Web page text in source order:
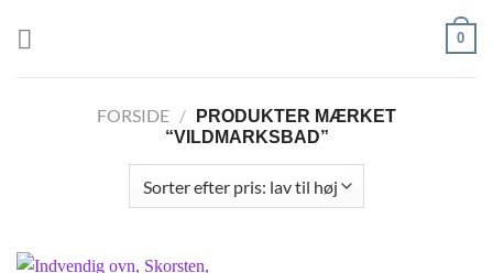
0
FORSIDE /
PRODUKTER MÆRKET
“VILDMARKSBAD”